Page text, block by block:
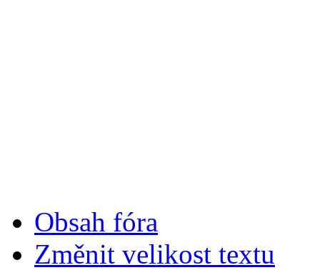
Obsah fóra
Změnit velikost textu